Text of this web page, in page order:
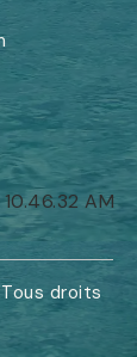
Tous droits